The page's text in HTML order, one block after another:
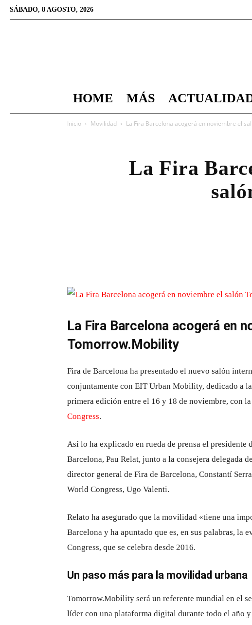
SÁBADO, 8 AGOSTO, 2026
HOME MÁS
Inicio Movilidad La Fira Barcelona acogerá en noviembre el
La Fira
La Fira Barcelona acogerá en
Tomorrow.Mobility
Fira de Barcelona ha presentado el nuevo salón
conjuntamente con EIT Urban Mobility, dedicado a
primera edición entre el 16 y 18 de noviembre, con
Congress.
Así lo ha explicado en rueda de prensa el presidente
Barcelona, Pau Relat, junto a la consejera delegada
director general de Fira de Barcelona, Constantí
World Congress, Ugo Valenti.
Relato ha asegurado que la movilidad «tiene una
Barcelona y ha apuntado que es, en sus palabras,
Congress, que se celebra desde 2016.
Un paso más para la movilidad urbana
Tomorrow.Mobility será un referente mundial en el
líder con una plataforma digital durante todo el año